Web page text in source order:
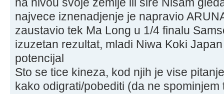
najvece iznenadjenje je napravio
zaustavio tek Ma Long u 1/4 finalu
izuzetan rezultat, mladi Niwa Koki
potencijal
Sto se tice kineza, kod njih je vise
kako odigrati/pobediti (da ne